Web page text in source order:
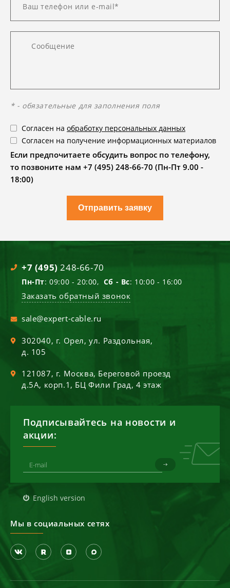
* - обязательные для заполнения поля
Согласен на обработку персональных данных
Согласен на получение информационных материалов
Если предпочитаете обсудить вопрос по телефону,
то позвоните нам +7 (495) 248-66-70 (Пн-Пт 9.00 -
18:00)
Отправить заявку
+7 (495) 248-66-70
Пн-Пт: 09:00 - 20:00, Сб - Вс: 10:00 - 16:00
Заказать обратный звонок
sale@expert-cable.ru
302040, г. Орел,ул. Раздольная,
д. 105
121087, г. Москва, Береговой проезд
д.5А, корп.1, БЦ Фили Град, 4 этаж
Подписывайтесь на новости и
акции:
English version
Мы в социальных сетях